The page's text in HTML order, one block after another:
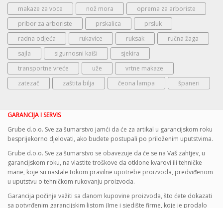
makaze za voce
nož mora
oprema za arboriste
pribor za arboriste
prskalica
prsluk
radna odjeća
rukavice ruksak
ručna žaga
sajla
sigurnosni kaiši
sjekira
transportne vreće
uže
vrtne makaze
zatezač
zaštita bilja čeona lampa španeri
GARANCIJA I SERVIS
Grube d.o.o. Sve za šumarstvo jamći da će za artikal u garancijskom roku
besprijekorno djelovati, ako budete postupali po priloženim uputstvima.
Grube d.o.o. Sve za šumarstvo se obavezuje da će se na Vaš zahtjev, u
garancijskom roku, na vlastite troškove da otklone kvarovi ili tehničke
mane, koje su nastale tokom pravilne upotrebe proizvoda, predviđenom
u uputstvu o tehničkom rukovanju proizvoda.
Garancija počinje važiti sa danom kupovine proizvoda, što ćete dokazati
sa potvrđenim garancijskim listom (Ime i sjedište firme, koje je prodalo